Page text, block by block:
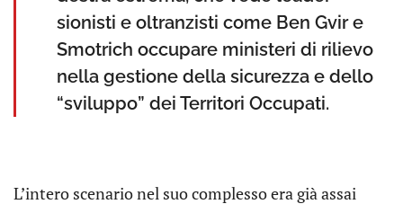
sionisti e oltranzisti come Ben Gvir e
Smotrich occupare ministeri di rilievo
nella gestione della sicurezza e dello
“sviluppo” dei Territori Occupati.
L’intero scenario nel suo complesso era già assai